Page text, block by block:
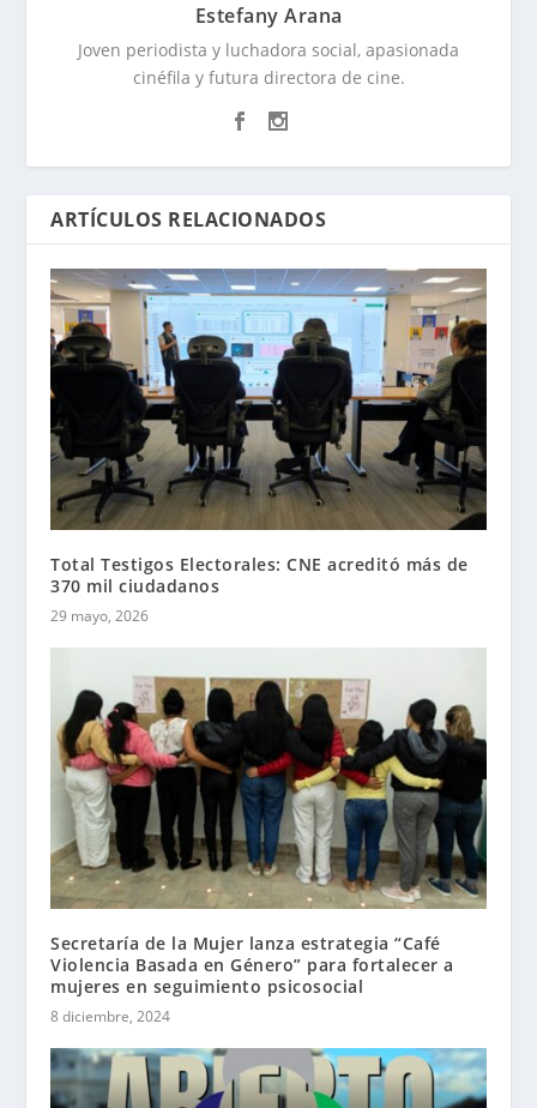
Estefany Arana
Joven periodista y luchadora social, apasionada
cinéfila y futura directora de cine.
ARTÍCULOS RELACIONADOS
Total Testigos Electorales: CNE acreditó más de
370 mil ciudadanos
29 mayo, 2026
Secretaría de la Mujer lanza estrategia “Café
Violencia Basada en Género” para fortalecer a
mujeres en seguimiento psicosocial
8 diciembre, 2024